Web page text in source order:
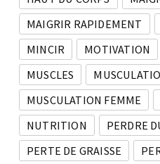
MAIGRIR RAPIDEMENT
MINCIR
MOTIVATION
MUSCLES
MUSCULATION FEMME
NUTRITION
PERDRE
PERTE DE GRAISSE